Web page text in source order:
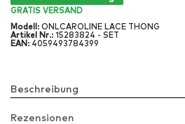
GRATIS VERSAND
Modell : ONLCAROLINE LACE THONG
Artikel Nr.: 15283824 - SET
EAN : 4059493784399
Beschreibung
Rezensionen